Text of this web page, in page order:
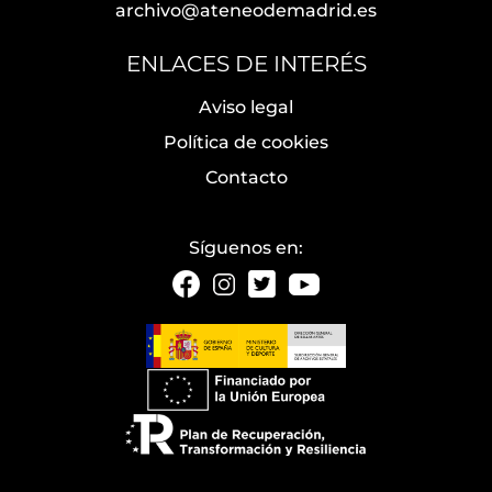
archivo@ateneodemadrid.es
ENLACES DE INTERÉS
Aviso legal
Política de cookies
Contacto
Síguenos en: